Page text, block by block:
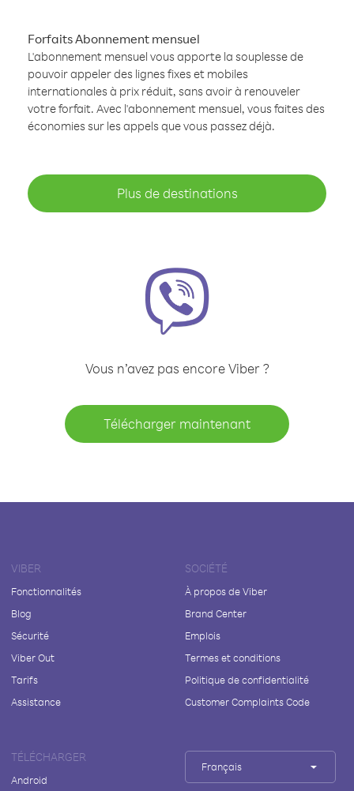
Forfaits Abonnement mensuel
L'abonnement mensuel vous apporte la souplesse de
pouvoir appeler des lignes fixes et mobiles
internationales à prix réduit, sans avoir à renouveler
votre forfait. Avec l'abonnement mensuel, vous faites des
économies sur les appels que vous passez déjà.
Plus de destinations
Vous n’avez pas encore Viber ?
Télécharger maintenant
VIBER
Fonctionnalités
Blog
Sécurité
Viber Out
Tarifs
Assistance
SOCIÉTÉ
À propos de Viber
Brand Center
Emplois
Termes et conditions
Politique de confidentialité
Customer Complaints Code
TÉLÉCHARGER
Android
Français